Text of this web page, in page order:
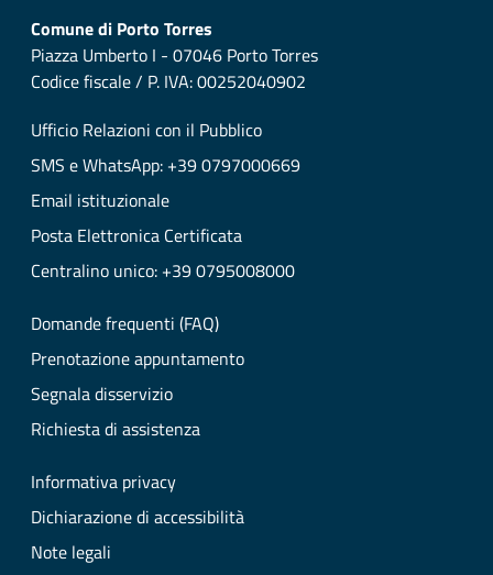
Comune di Porto Torres
Piazza Umberto I - 07046 Porto Torres
Codice fiscale / P. IVA: 00252040902
Ufficio Relazioni con il Pubblico
SMS e WhatsApp: +39 0797000669
Email istituzionale
Posta Elettronica Certificata
Centralino unico: +39 0795008000
Domande frequenti (FAQ)
Prenotazione appuntamento
Segnala disservizio
Richiesta di assistenza
Informativa privacy
Dichiarazione di accessibilità
Note legali